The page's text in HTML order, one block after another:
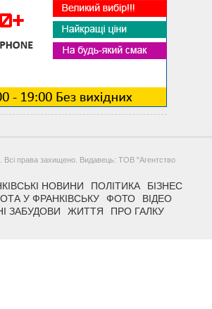
Всі права захищено. Видавець: ТОВ "Агентство
НОВИНИ ПОЛІТИКА
БІЗНЕС
У ФРАНКІВСЬКУ ФОТО
ВІДЕО
ЗАБУДОВИ
ЖИТТЯ ПРО ГАЛКУ